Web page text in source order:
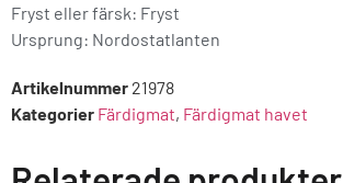
Fryst eller färsk: Fryst
Ursprung: Nordostatlanten
Artikelnummer 21978
Kategorier Färdigmat, Färdigmat havet